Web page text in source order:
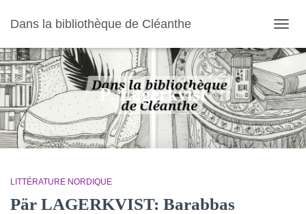
Dans la bibliothèque de Cléanthe
LA
P. Lagerkvist
LITTÉRATURE NORDIQUE
Pär LAGERKVIST: Barabbas